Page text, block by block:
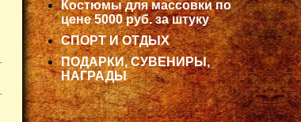
Костюмы для массовки по
цене 5000 руб. за штуку
СПОРТ И ОТДЫХ
ПОДАРКИ, СУВЕНИРЫ,
НАГРАДЫ